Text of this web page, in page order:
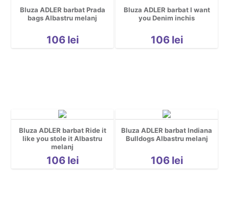
Bluza ADLER barbat Prada
bags Albastru melanj
106 lei
Bluza ADLER barbat I want
you Denim inchis
106 lei
Bluza ADLER barbat Ride it
like you stole it Albastru
melanj
106 lei
Bluza ADLER barbat Indiana
Bulldogs Albastru melanj
106 lei